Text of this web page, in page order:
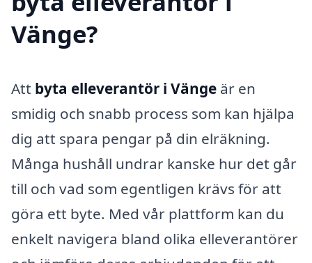
Vänge?
Att byta elleverantör i Vänge är en
smidig och snabb process som kan hjälpa
dig att spara pengar på din elräkning.
Många hushåll undrar kanske hur det går
till och vad som egentligen krävs för att
göra ett byte. Med vår plattform kan du
enkelt navigera bland olika elleverantörer